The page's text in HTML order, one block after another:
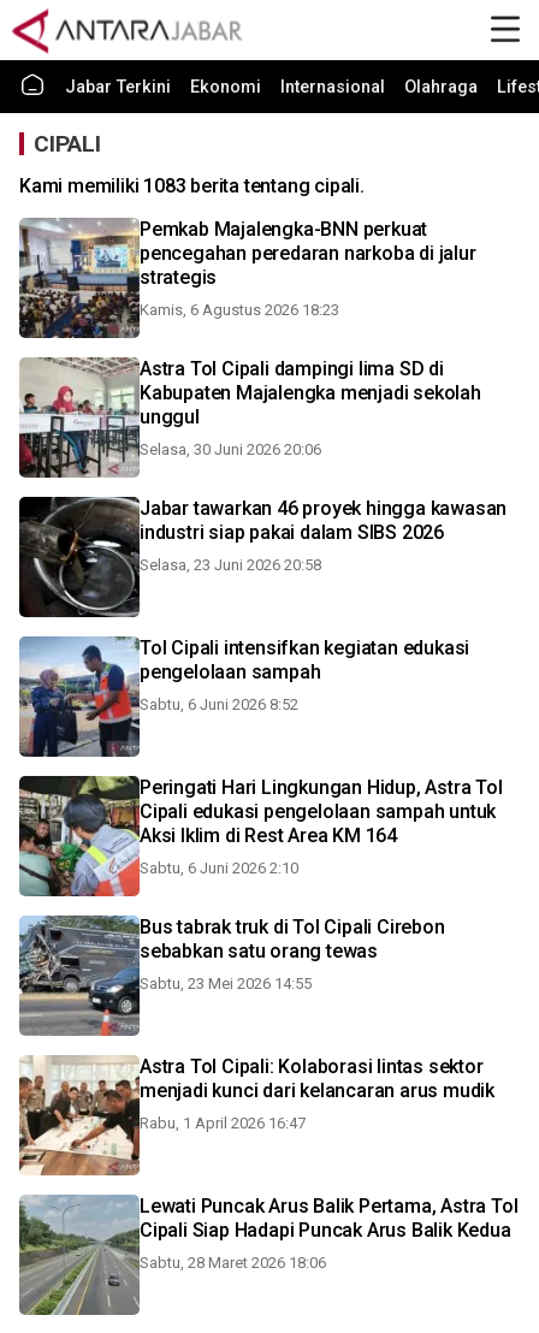
Jabar Terkini Ekonomi Internasional Olahraga
CIPALI
Kami memiliki 1083 berita tentang cipali.
Pemkab Majalengka-BNN perkuat
pencegahan peredaran narkoba di jalur
strategis
Kamis, 6 Agustus 2026 18:23
Astra Tol Cipali dampingi lima SD di
Kabupaten Majalengka menjadi sekolah
unggul
Selasa, 30 Juni 2026 20:06
Jabar tawarkan 46 proyek hingga kawasan
industri siap pakai dalam SIBS 2026
Selasa, 23 Juni 2026 20:58
Tol Cipali intensifkan kegiatan edukasi
pengelolaan sampah
Sabtu, 6 Juni 2026 8:52
Peringati Hari Lingkungan Hidup, Astra Tol
Cipali edukasi pengelolaan sampah untuk
Aksi Iklim di Rest Area KM 164
Sabtu, 6 Juni 2026 2:10
Bus tabrak truk di Tol Cipali Cirebon
sebabkan satu orang tewas
Sabtu, 23 Mei 2026 14:55
Astra Tol Cipali: Kolaborasi lintas sektor
menjadi kunci dari kelancaran arus mudik
Rabu, 1 April 2026 16:47
Lewati Puncak Arus Balik Pertama, Astra Tol
Cipali Siap Hadapi Puncak Arus Balik Kedua
Sabtu, 28 Maret 2026 18:06